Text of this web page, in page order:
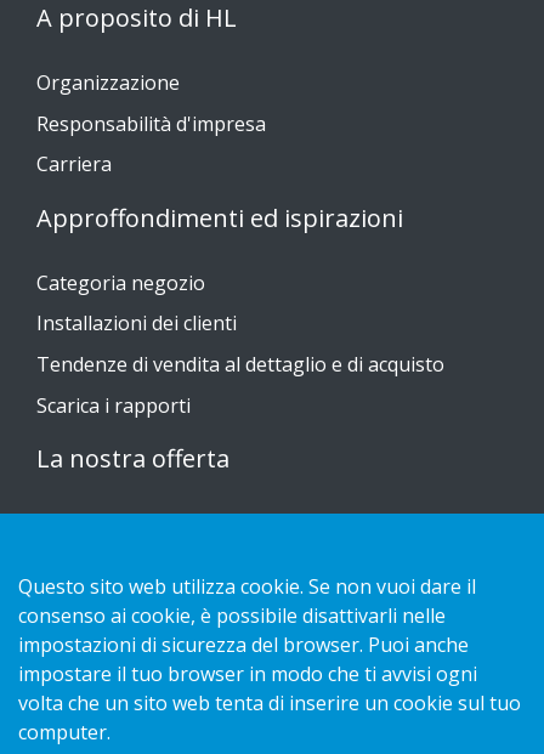
A proposito di HL
Organizzazione
Responsabilità d'impresa
Carriera
Approffondimenti ed ispirazioni
Categoria negozio
Installazioni dei clienti
Tendenze di vendita al dettaglio e di acquisto
Scarica i rapporti
La nostra offerta
Contatto
Informativa sulla privacy
Cookies
Questo sito web utilizza cookie. Se non vuoi dare il
consenso ai cookie, è possibile disattivarli nelle
impostazioni di sicurezza del browser. Puoi anche
impostare il tuo browser in modo che ti avvisi ogni
volta che un sito web tenta di inserire un cookie sul tuo
computer.